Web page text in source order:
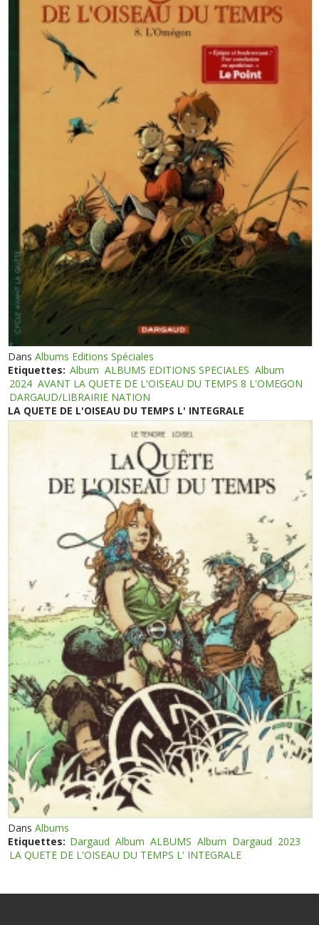
DansAlbums Editions Spéciales
Etiquettes: Album ALBUMS EDITIONS SPECIALES Album
2024 AVANT LA QUETE DE L'OISEAU DU TEMPS 8 L'OMEGON
DARGAUD/LIBRAIRIE NATION
LA QUETE DE L'OISEAU DU TEMPS L' INTEGRALE
DansAlbums
Etiquettes: Dargaud Album ALBUMS Album Dargaud 2023
LA QUETE DE L'OISEAU DU TEMPS L' INTEGRALE